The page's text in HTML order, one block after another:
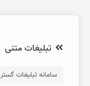
تبلیغات متنی
سامانه تبلیغات گستر